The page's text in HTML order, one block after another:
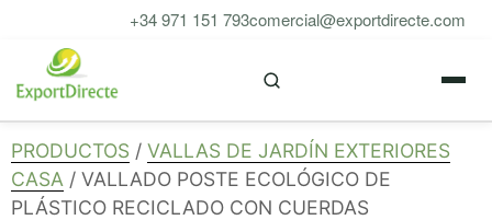
contenido
+34 971 151 793comercial@exportdirecte.com
PRODUCTOS / VALLAS DE JARDÍN EXTERIORES
CASA / VALLADO POSTE ECOLÓGICO DE
PLÁSTICO RECICLADO CON CUERDAS